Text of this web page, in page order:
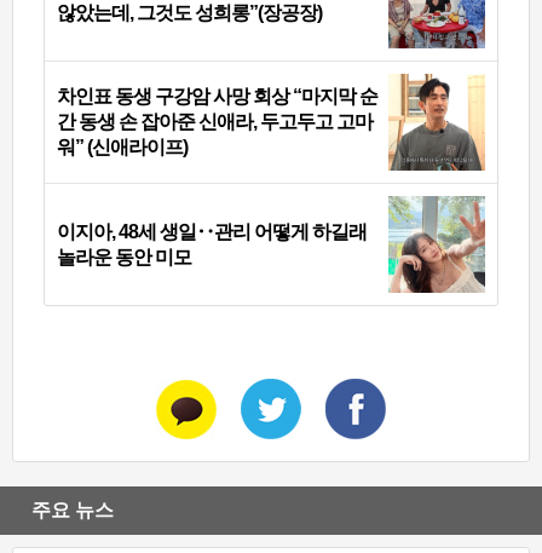
않았는데, 그것도 성희롱”(장공장)
차인표 동생 구강암 사망 회상 “마지막 순
간 동생 손 잡아준 신애라, 두고두고 고마
워” (신애라이프)
이지아, 48세 생일‥관리 어떻게 하길래
놀라운 동안 미모
주요 뉴스